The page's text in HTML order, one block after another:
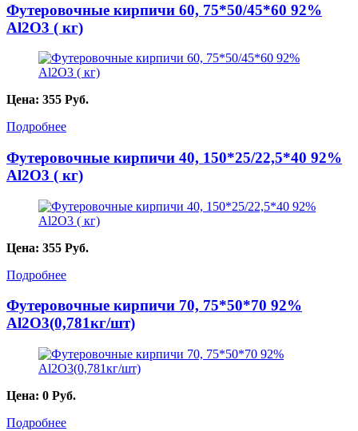
Футеровочные кирпичи 60, 75*50/45*60 92%
Al2O3 ( кг)
Цена: 355 Руб.
Подробнее
Футеровочные кирпичи 40, 150*25/22,5*40 92%
Al2O3 ( кг)
Цена: 355 Руб.
Подробнее
Футеровочные кирпичи 70, 75*50*70 92%
Al2O3(0,781кг/шт)
Цена: 0 Руб.
Подробнее